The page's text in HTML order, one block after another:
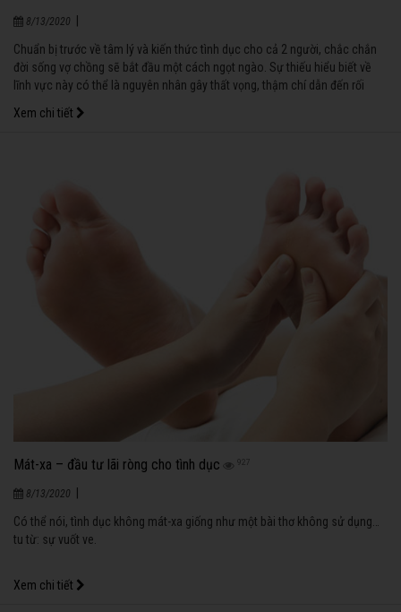
8/13/2020
Chuẩn bị trước về tâm lý và kiến thức tình dục cho cả 2 người, chắc chắn
đời sống vợ chồng sẽ bắt đầu một cách ngọt ngào. Sự thiếu hiểu biết về
lĩnh vực này có thể là nguyên nhân gây thất vọng, thậm chí dẫn đến rối
Xem chi tiết
Mát-xa – đầu tư lãi ròng cho tình dục 927
8/13/2020 |
Có thể nói, tình dục không mát-xa giống như một bài thơ không sử dụng…
tu từ: sự vuốt ve.
Xem chi tiết